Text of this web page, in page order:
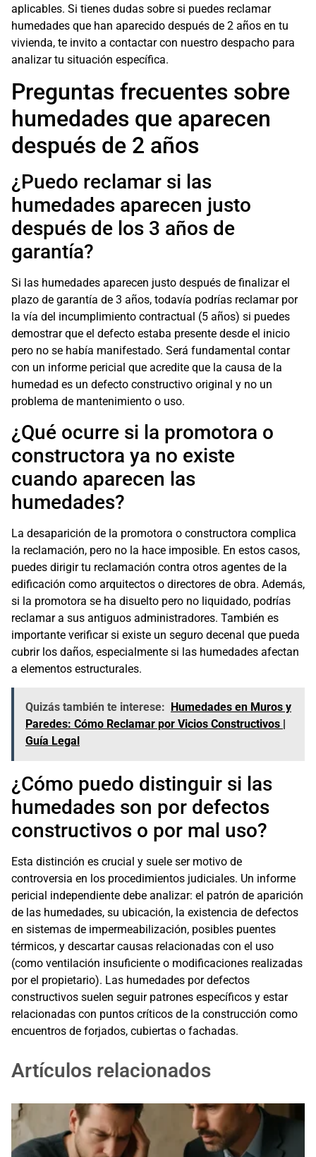
aplicables. Si tienes dudas sobre si puedes reclamar
humedades que han aparecido después de 2 años en tu
vivienda, te invito a contactar con nuestro despacho para
analizar tu situación específica.
Preguntas frecuentes sobre
humedades que aparecen
después de 2 años
¿Puedo reclamar si las
humedades aparecen justo
después de los 3 años de
garantía?
Si las humedades aparecen justo después de finalizar el
plazo de garantía de 3 años, todavía podrías reclamar por
la vía del incumplimiento contractual (5 años) si puedes
demostrar que el defecto estaba presente desde el inicio
pero no se había manifestado. Será fundamental contar
con un informe pericial que acredite que la causa de la
humedad es un defecto constructivo original y no un
problema de mantenimiento o uso.
¿Qué ocurre si la promotora o
constructora ya no existe
cuando aparecen las
humedades?
La desaparición de la promotora o constructora complica
la reclamación, pero no la hace imposible. En estos casos,
puedes dirigir tu reclamación contra otros agentes de la
edificación como arquitectos o directores de obra. Además,
si la promotora se ha disuelto pero no liquidado, podrías
reclamar a sus antiguos administradores. También es
importante verificar si existe un seguro decenal que pueda
cubrir los daños, especialmente si las humedades afectan
a elementos estructurales.
Quizás también te interese: Humedades en Muros y
Paredes: Cómo Reclamar por Vicios Constructivos |
Guía Legal
¿Cómo puedo distinguir si las
humedades son por defectos
constructivos o por mal uso?
Esta distinción es crucial y suele ser motivo de
controversia en los procedimientos judiciales. Un informe
pericial independiente debe analizar: el patrón de aparición
de las humedades, su ubicación, la existencia de defectos
en sistemas de impermeabilización, posibles puentes
térmicos, y descartar causas relacionadas con el uso
(como ventilación insuficiente o modificaciones realizadas
por el propietario). Las humedades por defectos
constructivos suelen seguir patrones específicos y estar
relacionadas con puntos críticos de la construcción como
encuentros de forjados, cubiertas o fachadas.
Artículos relacionados